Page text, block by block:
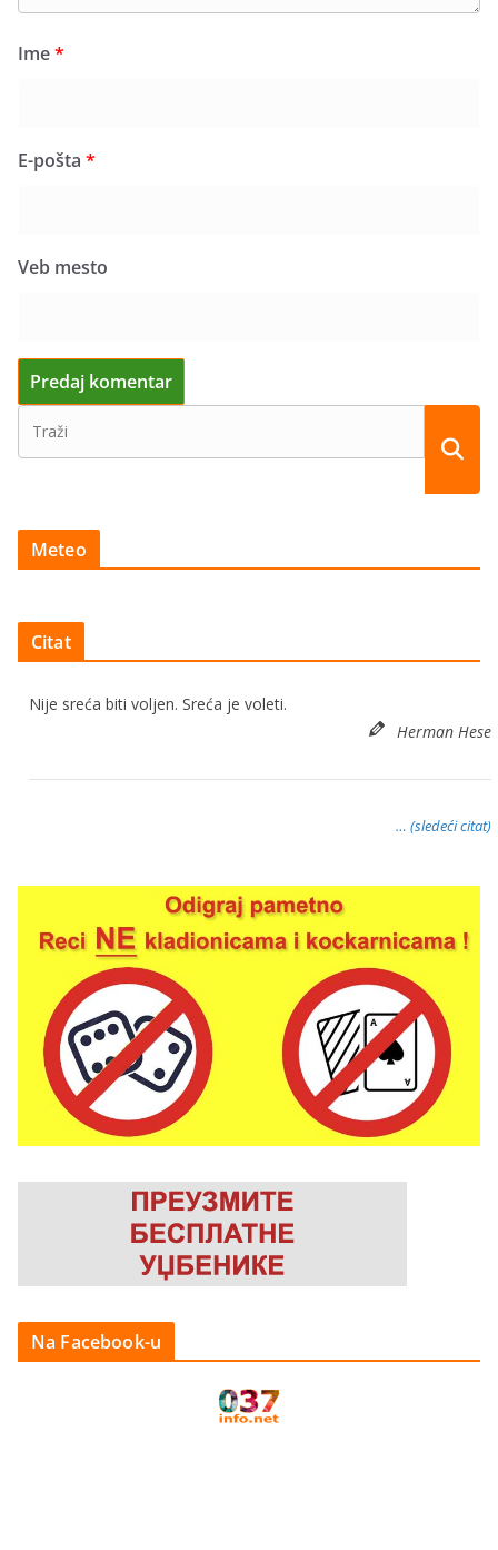
Ime*
E-pošta *
Veb mesto
Meteo
Citat
Nije sreća biti voljen. Sreća je voleti.
Herman Hese
… (sledeći citat)
Na Facebook-u